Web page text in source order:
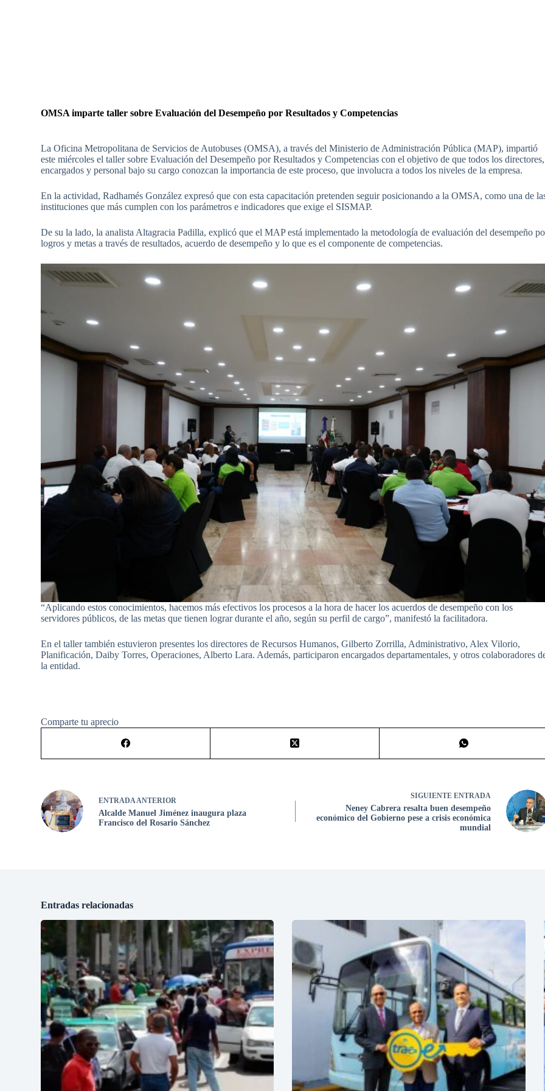
OMSA imparte taller sobre Evaluación del Desempeño por Resultados y Competencias
La Oficina Metropolitana de Servicios de Autobuses (OMSA), a través del Ministerio de Administración Pública (MAP), impartió
este miércoles el taller sobre Evaluación del Desempeño por Resultados y Competencias con el objetivo de que todos los directores,
encargados y personal bajo su cargo conozcan la importancia de este proceso, que involucra a todos los niveles de la empresa.
En la actividad, Radhamés González expresó que con esta capacitación pretenden seguir posicionando a la OMSA, como una de
instituciones que más cumplen con los parámetros e indicadores que exige el SISMAP.
De su la lado, la analista Altagracia Padilla, explicó que el MAP está implementado la metodología de evaluación del desempeño
logros y metas a través de resultados, acuerdo de desempeño y lo que es el componente de competencias.
“Aplicando estos conocimientos, hacemos más efectivos los procesos a la hora de hacer los acuerdos de desempeño con los
servidores públicos, de las metas que tienen lograr durante el año, según su perfil de cargo”, manifestó la facilitadora.
En el taller también estuvieron presentes los directores de Recursos Humanos, Gilberto Zorrilla, Administrativo, Alex Vilorio,
Planificación, Daiby Torres, Operaciones, Alberto Lara. Además, participaron encargados departamentales, y otros colaboradores
la entidad.
Comparte tu aprecio
ENTRADAANTERIOR
Alcalde Manuel Jiménez inaugura plaza
Francisco del Rosario Sánchez
SIGUIENTE ENTRADA
Neney Cabrera resalta buen desempeño
económico del Gobierno pese a crisis económica
mundial
Entradas relacionadas